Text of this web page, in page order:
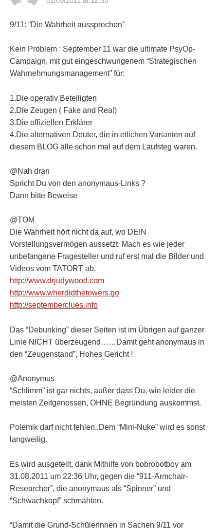
9/11: “Die Wahrheit aussprechen”
Kein Problem : September 11 war die ultimate PsyOp-
Campaign, mit gut eingeschwungenem “Strategischen
Wahrnehmungsmanagement” für:
1.Die operativ Beteiligten
2.Die Zeugen ( Fake and Real)
3.Die offiziellen Erklärer
4.Die alternativen Deuter, die in etlichen Varianten auf
diesem BLOG alle schon mal auf dem Laufsteg waren.
@Nah dran
Spricht Du von den anonymaus-Links ?
Dann bitte Beweise
@TOM
Die Wahrheit hört nicht da auf, wo DEIN
Vorstellungsvermögen aussetzt. Mach es wie jeder
unbefangene Fragesteller und ruf erst mal die Bilder und
Videos vom TATORT ab.
http://www.drjudywood.com
http://www.wherdidthetowers.go
http://septemberclues.info
Das “Debunking” dieser Seiten ist im Übrigen auf ganzer
Linie NICHT überzeugend……Damit geht anonymaus in
den “Zeugenstand”, Hohes Gericht !
@Anonymus
“Schlimm” ist gar nichts, außer dass Du, wie leider die
meisten Zeitgenossen, OHNE Begründung auskommst.
Polemik darf nicht fehlen..Dem “Mini-Nuke” wird es sonst
langweilig.
Es wird ausgeteilt, dank Mithilfe von bobrobotboy am
31.08.2011 um 22:36 Uhr, gegen die “911-Armchair-
Researcher”, die anonymaus als “Spinner” und
“Schwachkopf” schmähten.
“Damit die Grund-SchülerInnen in Sachen 9/11 vor